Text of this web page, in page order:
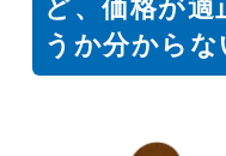
ど、価格が適
うか分から